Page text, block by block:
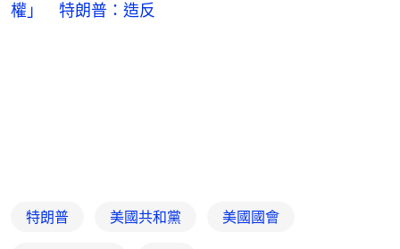
權」 特朗普：造反
特朗普 美國共和黨 美國國會